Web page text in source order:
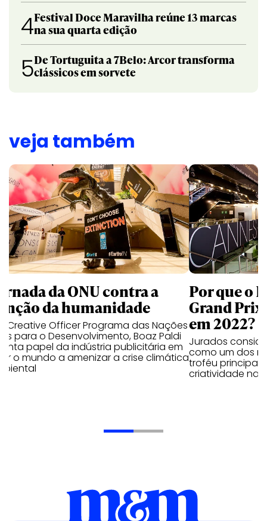
4Festival Doce Maravilha reúne 13 marcas
na sua quarta edição
5De Tortuguita a 7Belo: Arcor transforma
clássicos em sorvete
veja também
da ONU contra a
da humanidade
Creative Officer Programa das Nações
para o Desenvolvimento, Boaz Paldi
papel da indústria publicitária em
o mundo a amenizar a crise climática
Por que o
Grand Prix
em 2022?
Jurados
como um dos
troféu principal,
criatividade